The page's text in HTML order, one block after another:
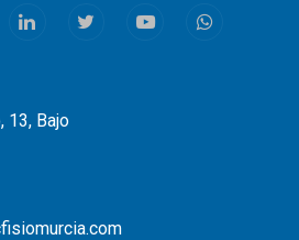
LinkedInTwitterYoutubeWhatsapp
13, Bajo